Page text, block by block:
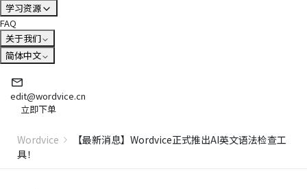
学习资源
FAQ
关于我们
简体中文
edit@wordvice.cn
立即下单
Wordvice
【最新消息】Wordvice正式推出AI英文语法检查工
具！